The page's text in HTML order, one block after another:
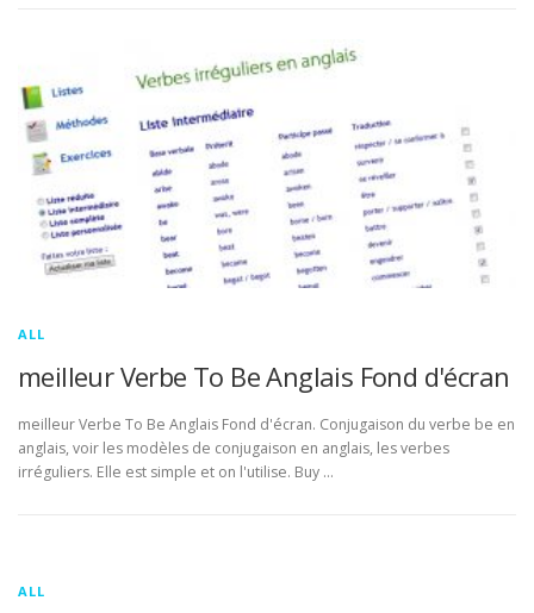
ALL
meilleur Verbe To Be Anglais Fond d'écran
meilleur Verbe To Be Anglais Fond d'écran. Conjugaison du verbe be en
anglais, voir les modèles de conjugaison en anglais, les verbes
irréguliers. Elle est simple et on l'utilise. Buy …
ALL